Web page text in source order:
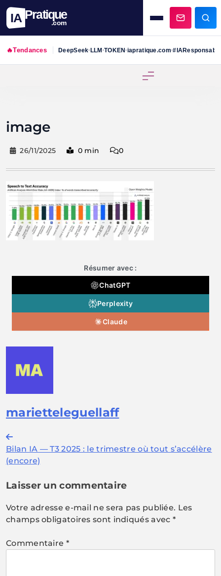
IA Pratique
.com
🔥Tendances DeepSeek•LLM•TOKEN•iapratique.com•#IAResponsable
image
26/11/2025 0 min 0
Résumer avec :
ChatGPT
Perplexity
Claude
marietteleguellaff
Navigation
de
Bilan IA — T3 2025 : le trimestre où tout s’accélère
(encore)
Laisser un commentaire
Votre adresse e-mail ne sera pas publiée. Les
champs obligatoires sont indiqués avec *
Commentaire *